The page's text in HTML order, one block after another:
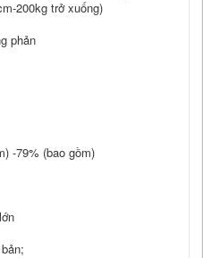
200kg trở xuống)
phản
-79% (bao gồm)